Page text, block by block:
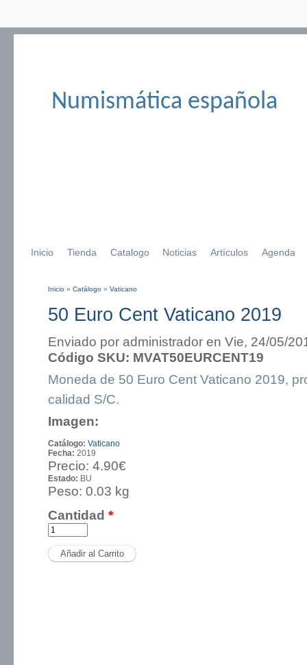
Numismática española
Inicio Tienda Catalogo Noticias Artículos Agenda
Inicio » Catálogo » Vaticano
50 Euro Cent Vaticano 2019
Enviado por administrador en Vie, 24/05/
Código SKU: MVAT50EURCENT19
Moneda de 50 Euro Cent Vaticano 2019,
calidad S/C.
Imagen:
Catálogo: Vaticano
Fecha: 2019
Precio: 4.90€
Estado: BU
Peso: 0.03 kg
Cantidad *